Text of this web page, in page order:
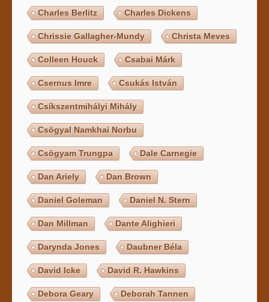
Charles Berlitz Charles Dickens
Chrissie Gallagher-Mundy Christa Meves
Colleen Houck Csabai Márk
Csernus Imre Csukás István
Csíkszentmihályi Mihály
Csögyal Namkhai Norbu
Csögyam Trungpa Dale Carnegie
Dan Ariely Dan Brown
Daniel Goleman Daniel N. Stern
Dan Millman Dante Alighieri
Darynda Jones Daubner Béla
David Icke David R. Hawkins
Debora Geary Deborah Tannen